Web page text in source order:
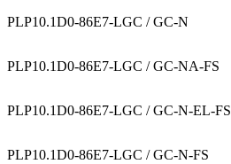
PLP10.1D0-86E7-LGC / GC-N
PLP10.1D0-86E7-LGC / GC-NA-FS
PLP10.1D0-86E7-LGC / GC-N-EL-FS
PLP10.1D0-86E7-LGC / GC-N-FS